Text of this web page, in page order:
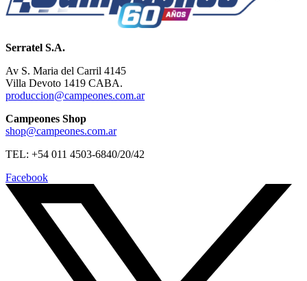
Serratel S.A.
Av S. Maria del Carril 4145
Villa Devoto 1419 CABA.
produccion@campeones.com.ar
Campeones Shop
shop@campeones.com.ar
TEL: +54 011 4503-6840/20/42
Facebook